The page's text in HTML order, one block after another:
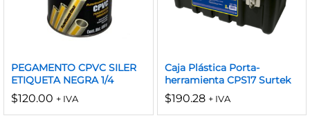
PEGAMENTO CPVC SILER
ETIQUETA NEGRA 1/4
$120.00 + IVA
Caja Plástica Porta-
herramienta CPS17 Surtek
$190.28 + IVA